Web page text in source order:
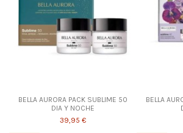
BELLA AURORA PACK SUBLIME 50
DIA Y NOCHE
39,95 €
BELLA